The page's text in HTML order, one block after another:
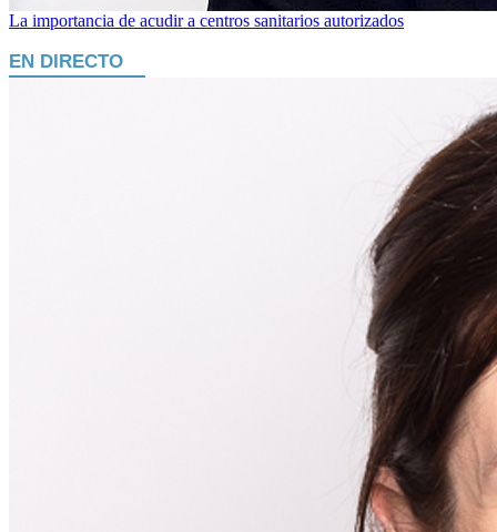
La importancia de acudir a centros sanitarios autorizados
EN DIRECTO